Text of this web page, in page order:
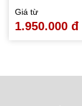
Giá từ
1.950.000 đ